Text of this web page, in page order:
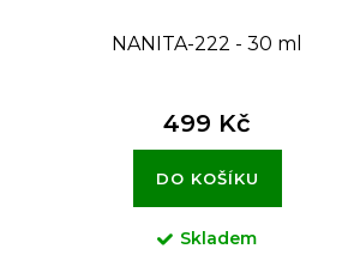
NANITA-222 - 30 ml
499 Kč
DO KOŠÍKU
Skladem